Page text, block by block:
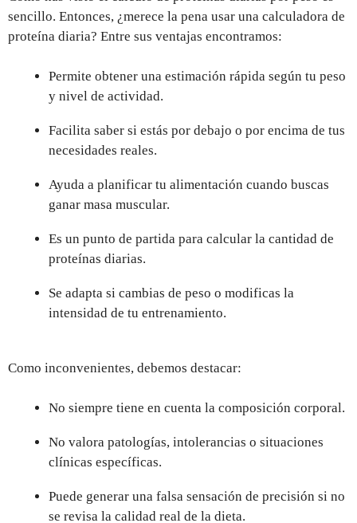
sencillo. Entonces, ¿merece la pena usar una calculadora de
proteína diaria? Entre sus ventajas encontramos:
Permite obtener una estimación rápida según tu peso
y nivel de actividad.
Facilita saber si estás por debajo o por encima de tus
necesidades reales.
Ayuda a planificar tu alimentación cuando buscas
ganar masa muscular.
Es un punto de partida para calcular la cantidad de
proteínas diarias.
Se adapta si cambias de peso o modificas la
intensidad de tu entrenamiento.
Como inconvenientes, debemos destacar:
No siempre tiene en cuenta la composición corporal.
No valora patologías, intolerancias o situaciones
clínicas específicas.
Puede generar una falsa sensación de precisión si no
se revisa la calidad real de la dieta.